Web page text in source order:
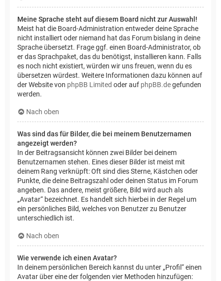
Meine Sprache steht auf diesem Board nicht zur Auswahl!
Meist hat die Board-Administration entweder deine Sprache
nicht installiert oder niemand hat das Forum bislang in deine
Sprache übersetzt. Frage ggf. einen Board-Administrator, ob
er das Sprachpaket, das du benötigst, installieren kann. Falls
es noch nicht existiert, würden wir uns freuen, wenn du es
übersetzen würdest. Weitere Informationen dazu können auf
der Website von phpBB Limited oder auf phpBB.degefunden
werden.
Nach oben
Was sind das für Bilder, die bei meinem Benutzernamen
angezeigt werden?
In der Beitragsansicht können zwei Bilder bei deinem
Benutzernamen stehen. Eines dieser Bilder ist meist mit
deinem Rang verknüpft: Oft sind dies Sterne, Kästchen oder
Punkte, die deine Beitragszahl oder deinen Status im Forum
angeben. Das andere, meist größere, Bild wird auch als
„Avatar“ bezeichnet. Es handelt sich hierbei in der Regel um
ein persönliches Bild, welches von Benutzer zu Benutzer
unterschiedlich ist.
Nach oben
Wie verwende ich einen Avatar?
In deinem persönlichen Bereich kannst du unter „Profil“ einen
Avatar über eine der folgenden vier Methoden hinzufügen: